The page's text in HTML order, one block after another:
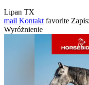
Lipan TX
mail Kontakt favorite
Wyróżnienie